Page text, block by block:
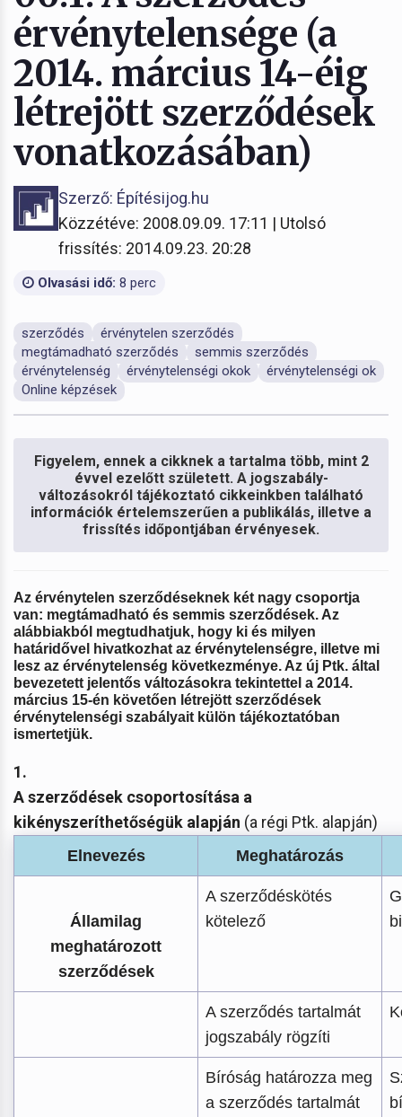
érvénytelensége (a
2014. március 14-éig
létrejött szerződések
vonatkozásában)
Szerző: Építésijog.hu
Közzétéve: 2008.09.09. 17:11 | Utolsó
frissítés: 2014.09.23. 20:28
Olvasási idő: 8 perc
szerződés
érvénytelen szerződés
megtámadható szerződés
semmis szerződés
érvénytelenség
érvénytelenségi okok
érvénytelenségi ok
Online képzések
Figyelem, ennek a cikknek a tartalma több, mint 2
évvel ezelőtt született. A jogszabály-
változásokról tájékoztató cikkeinkben található
információk értelemszerűen a publikálás, illetve a
frissítés időpontjában érvényesek.
Az érvénytelen szerződéseknek két nagy csoportja
van: megtámadható és semmis szerződések. Az
alábbiakból megtudhatjuk, hogy ki és milyen
határidővel hivatkozhat az érvénytelenségre, illetve mi
lesz az érvénytelenség következménye. Az új Ptk. által
bevezetett jelentős változásokra tekintettel a 2014.
március 15-én követően létrejött szerződések
érvénytelenségi szabályait külön tájékoztatóban
ismertetjük.
1.
A szerződések csoportosítása a
kikényszeríthetőségük alapján (a régi Ptk. alapján)
Elnevezés Meghatározás
Államilag
meghatározott
szerződések
A szerződéskötés
kötelező
A szerződés tartalmát
jogszabály rögzíti
Bíróság határozza meg
a szerződés tartalmát